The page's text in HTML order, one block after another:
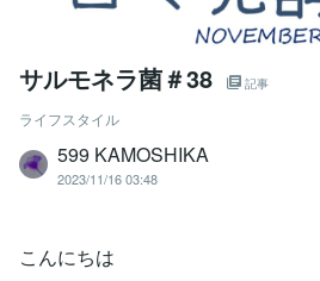
サルモネラ菌＃38 記事
ライフスタイル
599 KAMOSHIKA
2023/11/16 03:48
こんにちは